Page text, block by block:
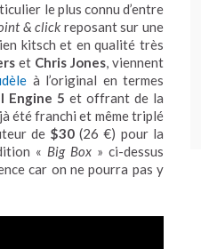
le plus connu d’entre
& click reposant sur une
kitsch et en qualité très
et Chris Jones, viennent
à l’original en termes
Engine 5 et offrant de la
été franchi et même triplé
de $30(26 €) pour la
« Big Box» ci-dessus
car on ne pourra pas y